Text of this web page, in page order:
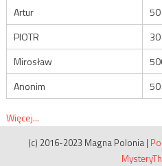
Artur
50
PIOTR
30
Mirosław
Anonim
50
Więcej...
(c) 2016-2023 Magna Polonia |